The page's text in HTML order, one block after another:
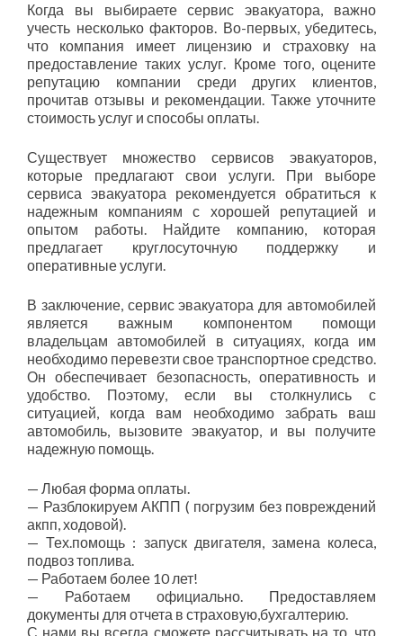
Когда вы выбираете сервис эвакуатора, важно
учесть несколько факторов. Во-первых, убедитесь,
что компания имеет лицензию и страховку на
предоставление таких услуг. Кроме того, оцените
репутацию компании среди других клиентов,
прочитав отзывы и рекомендации. Также уточните
стоимость услуг и способы оплаты.
Существует множество сервисов эвакуаторов,
которые предлагают свои услуги. При выборе
сервиса эвакуатора рекомендуется обратиться к
надежным компаниям с хорошей репутацией и
опытом работы. Найдите компанию, которая
предлагает круглосуточную поддержку и
оперативные услуги.
В заключение, сервис эвакуатора для автомобилей
является важным компонентом помощи
владельцам автомобилей в ситуациях, когда им
необходимо перевезти свое транспортное средство.
Он обеспечивает безопасность, оперативность и
удобство. Поэтому, если вы столкнулись с
ситуацией, когда вам необходимо забрать ваш
автомобиль, вызовите эвакуатор, и вы получите
надежную помощь.
— Любая форма оплаты.
— Разблокируем АКПП ( погрузим без повреждений
акпп, ходовой).
— Тех.помощь : запуск двигателя, замена колеса,
подвоз топлива.
— Работаем более 10 лет!
— Работаем официально. Предоставляем
документы для отчета в страховую,бухгалтерию.
С нами вы всегда сможете рассчитывать на то, что